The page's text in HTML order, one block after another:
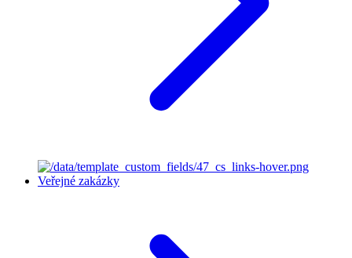
Veřejné zakázky